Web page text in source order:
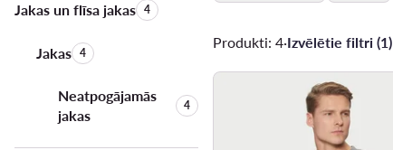
Jakas un flīsa jakasProduktu skaits:
4
JakasProduktu skaits:
4
Neatpogājamās
jakas
Produktu skaits:
4
Produkti: 4·Izvēlētie filtri (1)